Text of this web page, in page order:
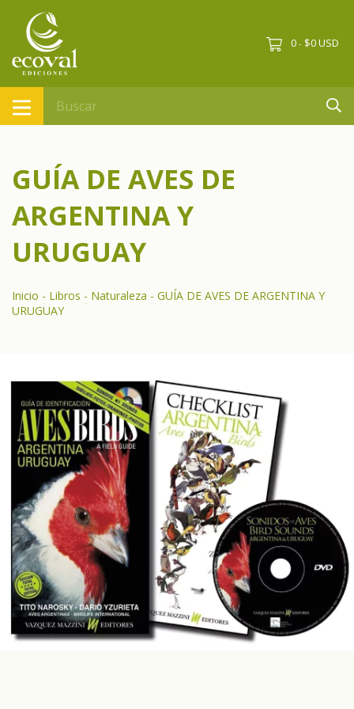
0 - $0 USD
GUÍA DE AVES DE
ARGENTINA Y
URUGUAY
Inicio - Libros - Naturaleza - GUÍA DE AVES DE ARGENTINA Y
URUGUAY